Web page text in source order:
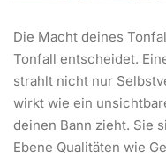
Die Macht deines
Tonfall entscheidet.
strahlt nicht nur
wirkt wie ein
deinen Bann zieht. Sie
Ebene Qualitäten wie